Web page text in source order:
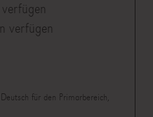
verfügen
für den Primarbereich,